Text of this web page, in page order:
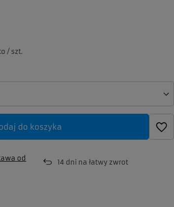
/ szt.
do koszyka
od
14 dni na łatwy zwrot